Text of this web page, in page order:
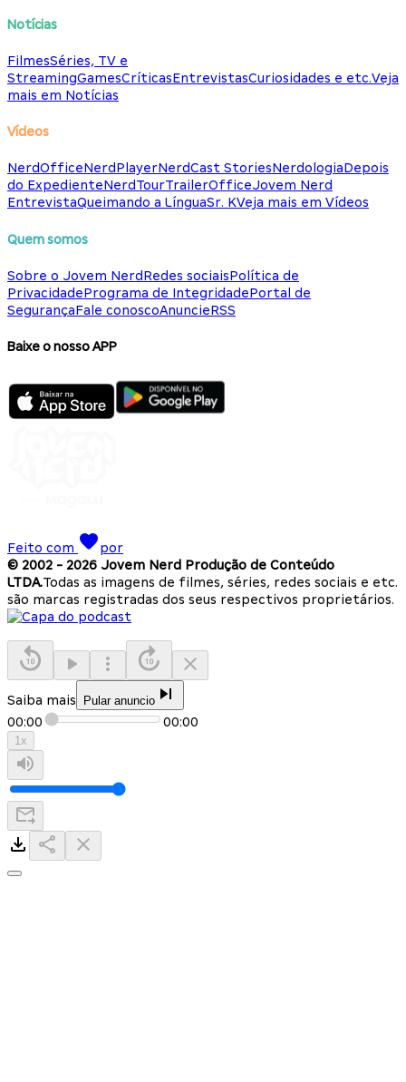
Notícias
FilmesSéries, TV e
StreamingGamesCríticasEntrevistasCuriosidades e etc.Veja
mais em Notícias
Vídeos
NerdOfficeNerdPlayerNerdCast StoriesNerdologiaDepois
do ExpedienteNerdTourTrailerOfficeJovem Nerd
EntrevistaQueimando a LínguaSr. KVeja mais em Vídeos
Quem somos
Sobre o Jovem NerdRedes sociaisPolítica de
PrivacidadePrograma de IntegridadePortal de
SegurançaFale conoscoAnuncieRSS
Baixe o nosso APP
Feito com
por
© 2002 - 2026 Jovem Nerd Produção de Conteúdo
LTDA.Todas as imagens de filmes, séries, redes sociais e etc.
são marcas registradas dos seus respectivos proprietários.
Saiba mais Pular anuncio
00:00 00:00
1x